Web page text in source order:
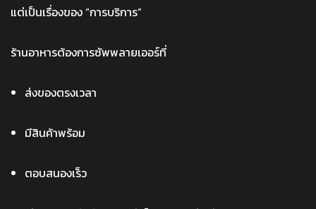
แต่เป็นเรื่องของ “การบริการ”
ร้านอาหารต้องการซัพพลายเออร์ที่
ส่งของตรงเวลา
มีสินค้าพร้อม
ตอบสนองเร็ว